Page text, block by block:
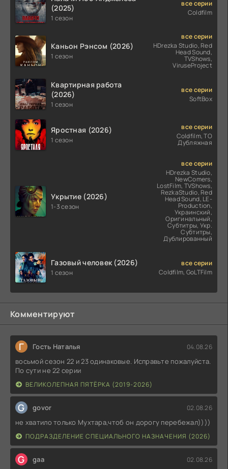
(2025)
1 сезон
все серии
Coldfilm
Каньон Рэнсом (2026)
1 сезон
все серии
HDrezka Studio, Red
Head Sound,
TVShows,
ViruseProject
Квартирная работа
(2026)
1 сезон
все серии
SoftBox
Яростная (2026)
1 сезон
все серии
Coldfilm, ТО
Дубляжная
Укрытие (2026)
1-3 сезон
все серии
HDrezka Studio,
NewComers,
LostFilm, TVShows,
RezkaStudio, Red
Head Sound, LE-
Production,
Украинский,
Оригинальный,
Субтитры, Укр.
Субтитры,
Дублированный
Газовый человек (2026)
1 сезон
все серии
Coldfilm, GoLTFilm
Комментируют
Г Гость Наталья 04.08.26
восьмой сезон 22 и 23 одинаковые. Исправьте пожалуйста.
По сути не 22 серии
ВЕЛИКОЛЕПНАЯ ПЯТЁРКА (2019-2026)
G govor 02.08.26
не хватило только Мухтара,чтоб он дорогу перебежал))))
ПОДРАЗДЕЛЕНИЕ СПЕЦИАЛЬНОГО НАЗНАЧЕНИЯ (2026)
G gaa 02.08.26